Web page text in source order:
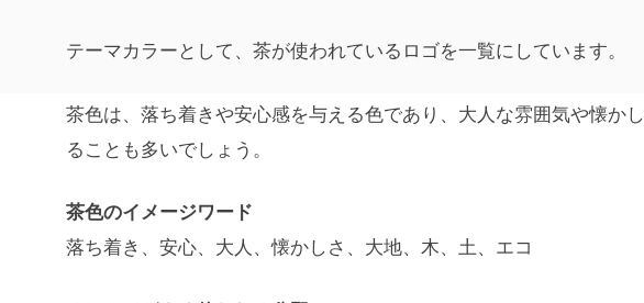
テーマカラーとして、茶が使われているロゴを一覧にしています。
茶色は、落ち着きや安心感を与える色であり、大人な雰囲気や懐
ることも多いでしょう。
茶色のイメージワード
落ち着き、安心、大人、懐かしさ、大地、木、土、エコ